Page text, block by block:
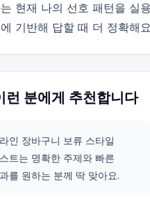
현재 나의 선호 패턴을 실
기반해 답할 때 더 정확해
런 분에게 추천합니다
인 장바구니 보류 스타일
트는 명확한 주제와 빠른
를 원하는 분께 딱 맞아요.